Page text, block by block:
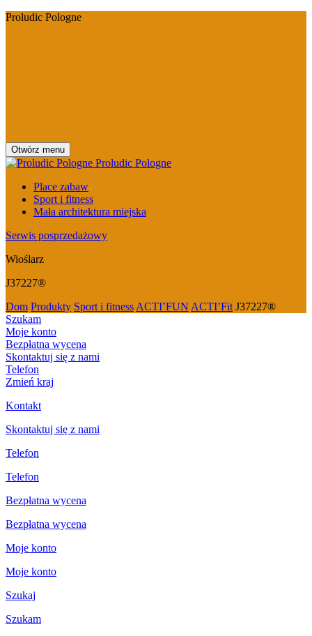
Proludic Pologne
Otwórz menu
Proludic Pologne
Place zabaw
Sport i fitness
Mała architektura miejska
Serwis posprzedażowy
Wioślarz
J37227®
Dom Produkty Sport i fitness ACTI’FUN ACTI’Fit J37227®
Szukam
Moje konto
Bezpłatna wycena
Skontaktuj się z nami
Telefon
Zmień kraj
Kontakt
Skontaktuj się z nami
Telefon
Telefon
Bezpłatna wycena
Bezpłatna wycena
Moje konto
Moje konto
Szukaj
Szukam